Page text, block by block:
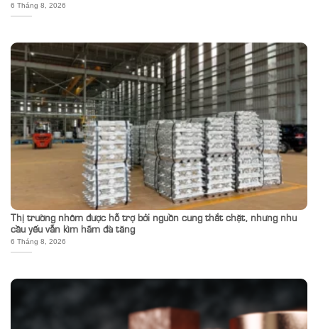
6 Tháng 8, 2026
Thị trường nhôm được hỗ trợ bởi nguồn cung thắt chặt, nhưng nhu
cầu yếu vẫn kìm hãm đà tăng
6 Tháng 8, 2026